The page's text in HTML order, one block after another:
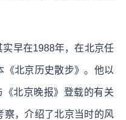
实早在1988年，在北京任
《北京历史散步》。他以
北京晚报》登载的有关
察，介绍了北京当时的风